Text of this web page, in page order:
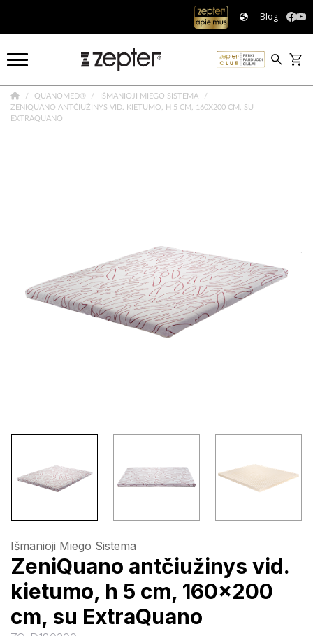
Blog
QUANOMED®
IŠMANIOJI MIEGO SISTEMA
ZENIQUANO ANTČIUŽINYS VID. KIETUMO, H 5 CM, 160X200 CM, SU
EXTRAQUANO
Išmanioji Miego Sistema
ZeniQuano antčiužinys vid.
kietumo, h 5 cm, 160x200
cm, su ExtraQuano